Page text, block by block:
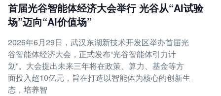
首届光谷智能体经济大会举行 光谷从“AI试验
场”迈向“AI价值场”
2026年6月29日，武汉东湖新技术开发区举办首届光
谷智能体经济大会，正式发布“光谷智能体引力计
划”。大会提出未来三年将在政策、算力、基金等方
面投入超10亿元，旨在打造以智能体为核心的创新生
态，培养智